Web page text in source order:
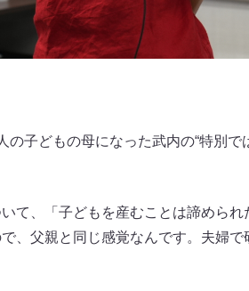
子どもの母になった武内の“特別で
て、「子どもを産むことは諦めら
、父親と同じ感覚なんです。夫婦